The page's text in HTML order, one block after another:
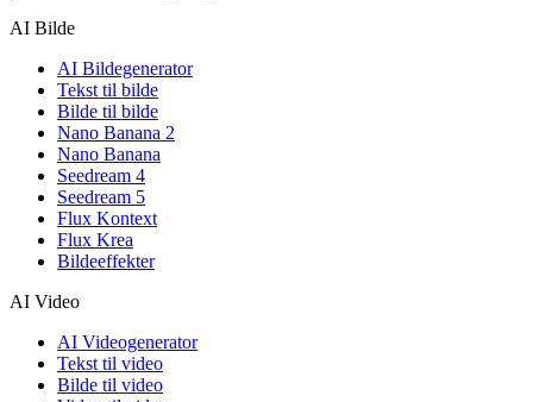
AI Bilde
AI Bildegenerator
Tekst til bilde
Bilde til bilde
Nano Banana 2
Nano Banana
Seedream 4
Seedream 5
Flux Kontext
Flux Krea
Bildeeffekter
AI Video
AI Videogenerator
Tekst til video
Bilde til video